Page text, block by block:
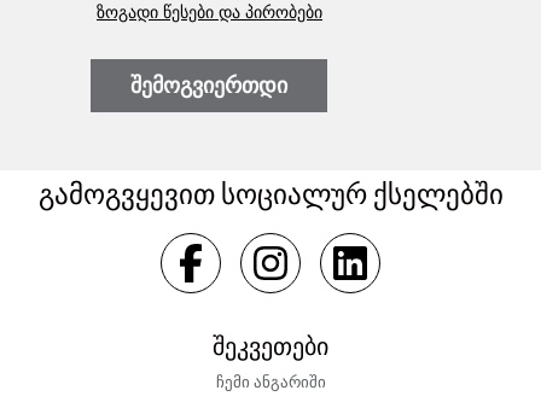
ზოგადი წესები და პირობები
შემოგვიერთდი
გამოგვყევით სოციალურ ქსელებში
შეკვეთები
ჩემი ანგარიში